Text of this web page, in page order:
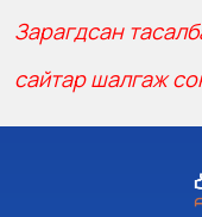
Зарагдсан
сайтар шалгаж